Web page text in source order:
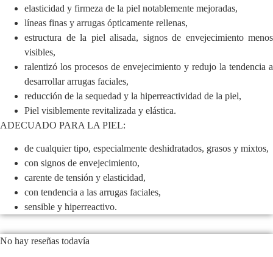
elasticidad y firmeza de la piel notablemente mejoradas,
líneas finas y arrugas ópticamente rellenas,
estructura de la piel alisada, signos de envejecimiento menos
visibles,
ralentizó los procesos de envejecimiento y redujo la tendencia a
desarrollar arrugas faciales,
reducción de la sequedad y la hiperreactividad de la piel,
Piel visiblemente revitalizada y elástica.
ADECUADO PARA LA PIEL:
de cualquier tipo, especialmente deshidratados, grasos y mixtos,
con signos de envejecimiento,
carente de tensión y elasticidad,
con tendencia a las arrugas faciales,
sensible y hiperreactivo.
No hay reseñas todavía